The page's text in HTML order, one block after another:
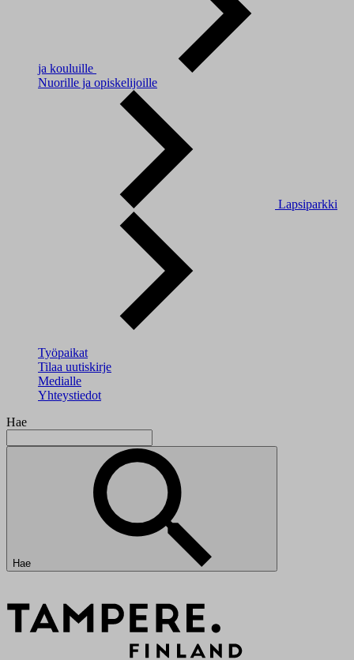
ja kouluille
Nuorille ja opiskelijoille
Lapsiparkki
Työpaikat
Tilaa uutiskirje
Medialle
Yhteystiedot
Hae
Hae